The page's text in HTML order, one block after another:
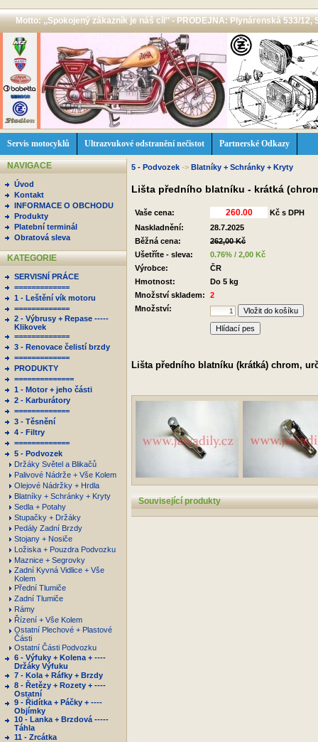
Motto: ,,Spokojený zákazník je náš cíl'' - PRODEJNA: Plynárenská 533/12,
Servis motocyklů Ultrazvukové odstranění nečistot Partnerské Odkazy
NAVIGACE
Úvod
Kontakt
INFORMACE O OBCHODU
Produkty
Platební terminál
Obratová sleva
KATEGORIE
SERVISNÍ PRÁCE
=============
1 - Leštění vík motoru
=============
2 - Výbrusy + Repase -----
Klikovek
=============
3 - Renovace čelistí brzdy
=============
PRODUKTY
==============
1 - Motor + jeho části
2 - Karburátory
=============
3 - Těsnění
4 - Filtry
=============
5 - Podvozek
Držáky Světel a Blikačů
Palivové Nádrže + Vše Kolem
Olejové Nádržky + Hrdla
Blatníky + Schránky + Kryty
Sedla + Potahy
Stupačky + Držáky
Pedály Zadní Brzdy
Stojany + Nosiče
Ložiska + Pouzdra Podvozku
Maznice + Segrovky
Zadní Kyvná Vidlice + Vše
Kolem
Přední Tlumiče
Zadní Tlumiče
Rámy
Řízení + Vše Kolem
Ostatní Plechové + Plastové
Části
Ostatní Části Podvozku
6 - Výfuky + Kolena + ----
Držáky Výfuku
7 - Kola + Ráfky + Brzdy
8 - Řetězy + Rozety + ----
Ostatní
9 - Řidítka + Páčky + ----
Objímky
10 - Lanka + Brzdová -----
Táhla
11 - Zrcátka
5 - Podvozek -> Blatníky + Schránky + Kryty
Lišta předního blatníku - krátká
Vaše cena:
Kč s DPH
Naskladnění:
28.7.2025
Běžná cena:
262,00 Kč
Ušetříte - sleva:
0.76% / 2,00 Kč
Výrobce:
ČR
Hmotnost:
Do 5 kg
Množství skladem:
2
Množství:
Hlídací pes
Lišta předního blatníku (krátká) chrom,
Související produkty